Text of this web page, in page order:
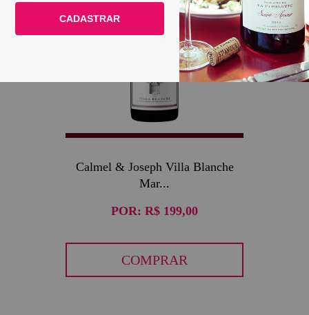
Le Club >
Calmel & Joseph Villa Blanche
Mar...
POR: R$ 199,00
COMPRAR
CADASTRAR